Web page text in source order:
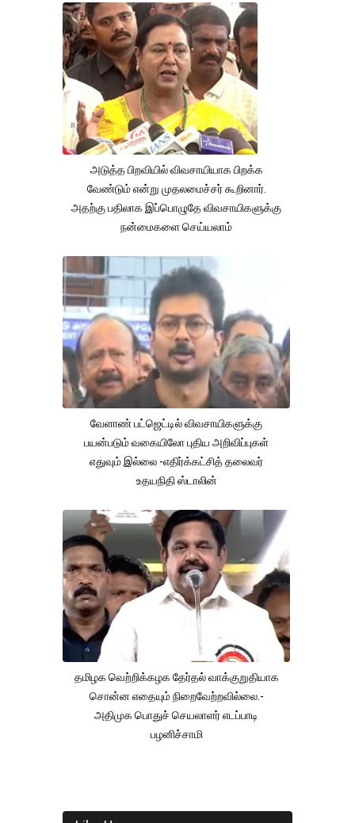
அடுத்த பிறவியில் விவசாயியாக பிறக்க
வேண்டும் என்று முதலமைச்சர் கூறினார்.
அதற்கு பதிலாக இப்பொழுதே விவசாயிகளுக்கு
நன்மைகளை செய்யலாம்
வேளாண் பட்ஜெட்டில் விவசாயிகளுக்கு
பயன்படும் வகையிலோ புதிய அறிவிப்புகள்
எதுவும் இல்லை -எதிர்க்கட்சித் தலைவர்
உதயநிதி ஸ்டாலின்
தமிழக வெற்றிக்கழக தேர்தல் வாக்குறுதியாக
சொன்ன எதையும் நிறைவேற்றவில்லை.-
அதிமுக பொதுச் செயலாளர் எடப்பாடி
பழனிச்சாமி